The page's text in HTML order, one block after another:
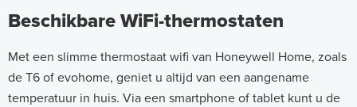
Beschikbare WiFi-thermostaten
Met een slimme thermostaat wifi van Honeywell Home, zoals
de T6 of evohome, geniet u altijd van een aangename
temperatuur in huis. Via een smartphone of tablet kunt u de